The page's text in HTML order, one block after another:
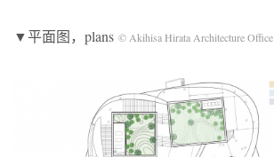
▼平面图，plans © Akihisa Hirata Architecture Office